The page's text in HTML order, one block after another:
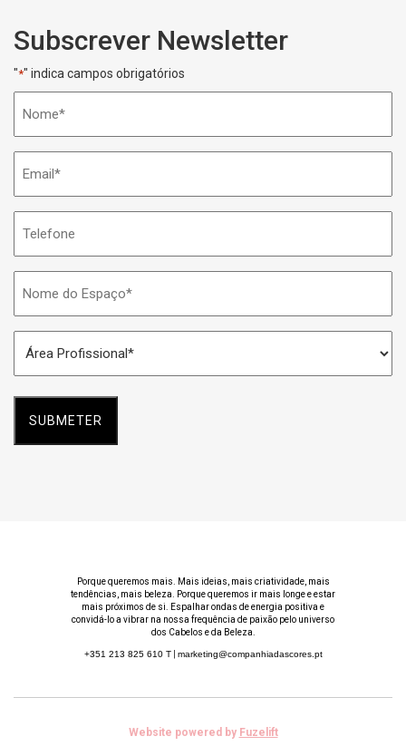
Subscrever Newsletter
"*" indica campos obrigatórios
do
Espaço
Profissional
*
Porque queremos mais. Mais ideias, mais criatividade, mais
tendências, mais beleza. Porque queremos ir mais longe e estar
mais próximos de si. Espalhar ondas de energia positiva e
convidá-lo a vibrar na nossa frequência de paixão pelo universo
dos Cabelos e da Beleza.
+351 213 825 610 T| marketing@companhiadascores.pt
Website powered by Fuzelift